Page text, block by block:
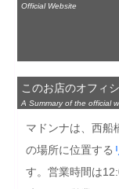
Official Website
このお店のオフィ
A Summary of the official
マドンナは、西船
の場所に位置する
す。営業時間は